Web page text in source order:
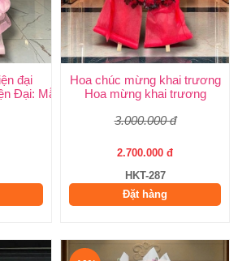
đại
Đại: Mẫu Đẹp, Sang Trọng & Giao Nhanh
Hoa chúc mừng khai trương
Hoa mừng khai trương
3.000.000 đ
2.700.000 đ
HKT-287
Đặt hàng